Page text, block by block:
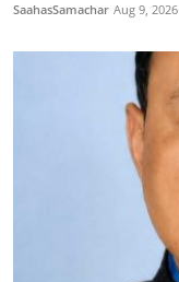
SaahasSamachar Aug 9, 2026